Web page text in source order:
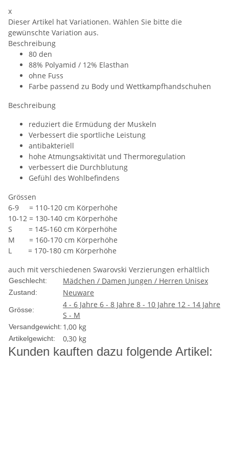
x
Dieser Artikel hat Variationen. Wählen Sie bitte die
gewünschte Variation aus.
Beschreibung
80 den
88% Polyamid / 12% Elasthan
ohne Fuss
Farbe passend zu Body und Wettkampfhandschuhen
Beschreibung
reduziert die Ermüdung der Muskeln
Verbessert die sportliche Leistung
antibakteriell
hohe Atmungsaktivität und Thermoregulation
verbessert die Durchblutung
Gefühl des Wohlbefindens
Grössen
6-9 = 110-120 cm Körperhöhe
10-12 = 130-140 cm Körperhöhe
S = 145-160 cm Körperhöhe
M = 160-170 cm Körperhöhe
L = 170-180 cm Körperhöhe
auch mit verschiedenen Swarovski Verzierungen erhältlich
Geschlecht: Mädchen / Damen Jungen / Herren Unisex
Zustand: Neuware
Grösse:
4 - 6 Jahre 6 - 8 Jahre 8 - 10 Jahre 12 - 14 Jahre
S - M
Versandgewicht: 1,00 kg
Artikelgewicht: 0,30 kg
Kunden kauften dazu folgende Artikel: